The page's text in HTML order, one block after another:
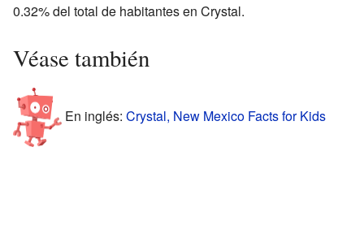
0.32% del total de habitantes en Crystal.
Véase también
En inglés: Crystal, New Mexico Facts for Kids